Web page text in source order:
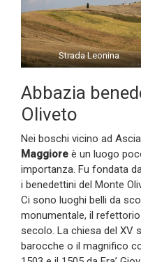
Strada Leonina
Abbazia
Oliveto
Nei boschi vicino ad
Maggiore è un luogo
importanza. Fu fondata
i benedettini del Monte
Ci sono luoghi belli da
monumentale, il
secolo. La chiesa del XV
barocche o il magnifico